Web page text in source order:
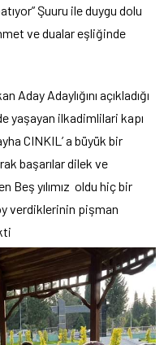
Şuuru ile duygu dolu
ve dualar eşliğinde
Adaylığını açıkladığı
yaşayan ilkadimlilari kapı
CINKIL’ a büyük bir
başarılar dilek ve
Beş yılımız oldu hiç bir
verdiklerinin pişman